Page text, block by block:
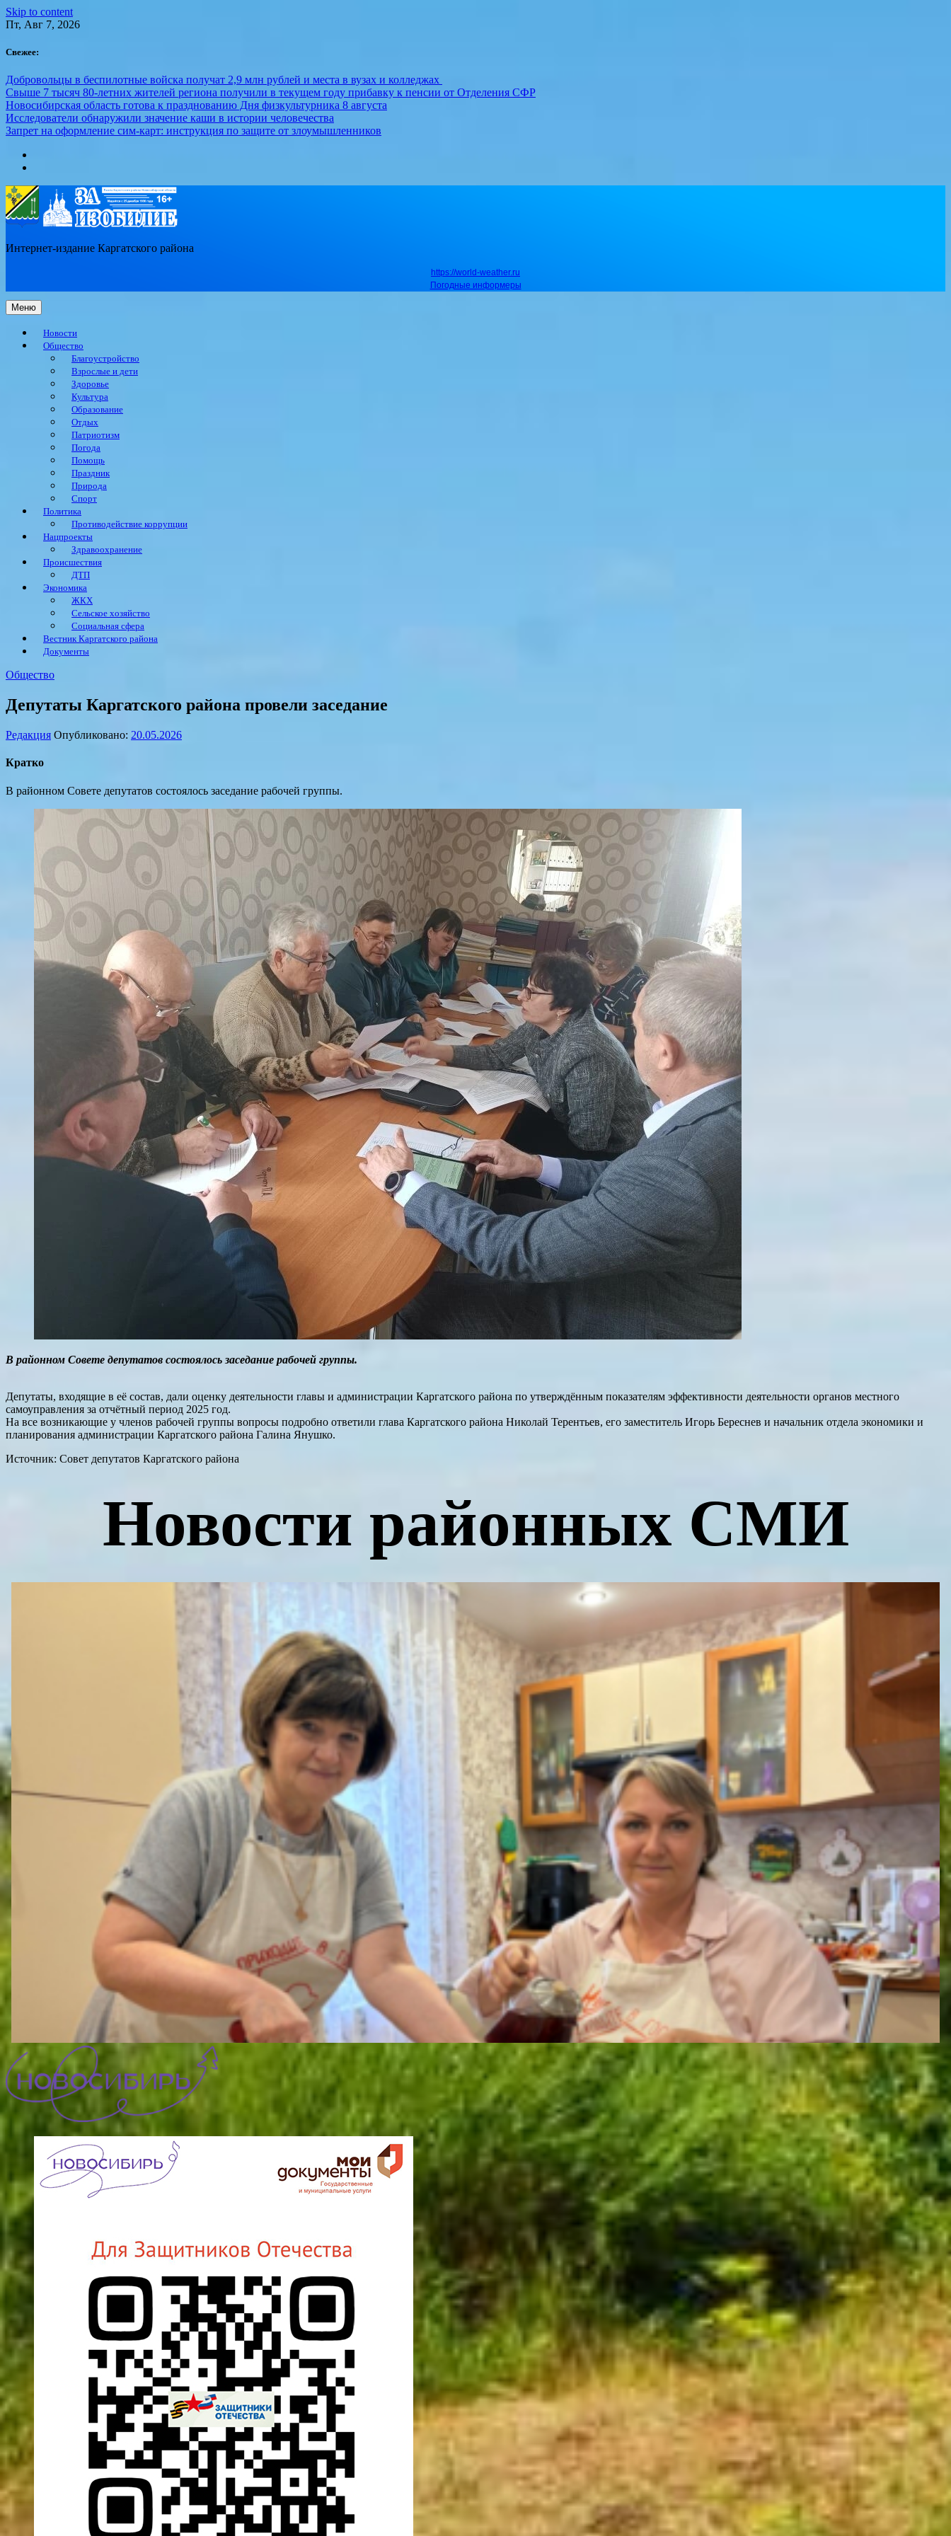
Skip to content
Пт, Авг 7, 2026
Свежее:
Добровольцы в беспилотные войска получат 2,9 млн рублей и места в вузах и колледжах
Свыше 7 тысяч 80-летних жителей региона получили в текущем году прибавку к пенсии от Отделения СФР
Новосибирская область готова к празднованию Дня физкультурника 8 августа
Исследователи обнаружили значение каши в истории человечества
Запрет на оформление сим-карт: инструкция по защите от злоумышленников
Интернет-издание Каргатского района
https://world-weather.ru
Погодные информеры
Меню
Новости
Общество
Благоустройство
Взрослые и дети
Здоровье
Культура
Образование
Отдых
Патриотизм
Погода
Помощь
Праздник
Природа
Спорт
Политика
Противодействие коррупции
Нацпроекты
Здравоохранение
Происшествия
ДТП
Экономика
ЖКХ
Сельское хозяйство
Социальная сфера
Вестник Каргатского района
Документы
Общество
Депутаты Каргатского района провели заседание
Редакция Опубликовано: 20.05.2026
Кратко
В районном Совете депутатов состоялось заседание рабочей группы.
В районном Совете депутатов состоялось заседание рабочей группы.
Депутаты, входящие в её состав, дали оценку деятельности главы и администрации Каргатского района по утверждённым показателям эффективности деятельности органов местного
самоуправления за отчётный период 2025 год.
На все возникающие у членов рабочей группы вопросы подробно ответили глава Каргатского района Николай Терентьев, его заместитель Игорь Береснев и начальник отдела экономики и
планирования администрации Каргатского района Галина Янушко.
Источник: Совет депутатов Каргатского района